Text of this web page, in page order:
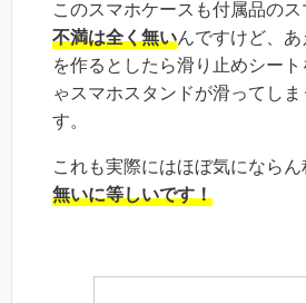
このスマホケースも付属品の
不満は全く無いんですけど、
を作るとしたら滑り止めシー
ゃスマホスタンドが滑ってし
す。
これも実際にはほぼ気になら
無いに等しいです！